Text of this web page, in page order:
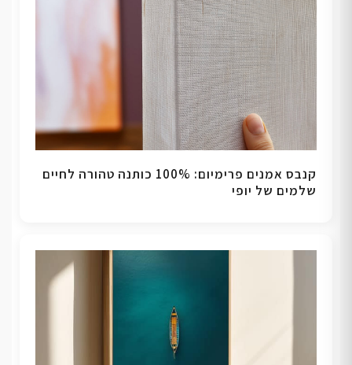
קנבס אמנים פרימיום: 100% כותנה טהורה לחיים
שלמים של יופי